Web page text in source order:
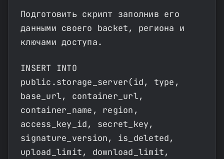
Подготовить скрипт заполнив его
данными своего backet, региона и
ключами доступа.
INSERT INTO
public.storage_server(id, type,
base_url, container_url,
container_name, region,
access_key_id, secret_key,
signature_version, is_deleted,
upload_limit, download_limit,